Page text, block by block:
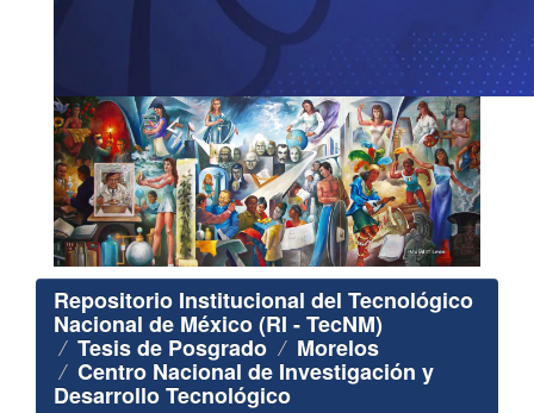
Repositorio Institucional del Tecnológico
Nacional de México (RI - TecNM)
Tesis de Posgrado Morelos
Centro Nacional de Investigación y
Desarrollo Tecnológico